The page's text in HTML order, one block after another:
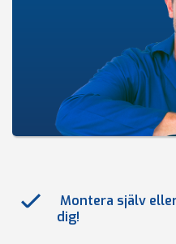
Montera själv
dig!